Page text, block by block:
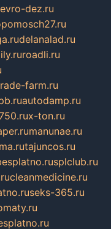
evro-dez.ru
delanalad.ru
roadli.ru
farm.ru
autodamp.ru
x-ton.ru
manunae.ru
tajuncos.ru
splclub.ru
cleanmedicine.ru
seks-365.ru